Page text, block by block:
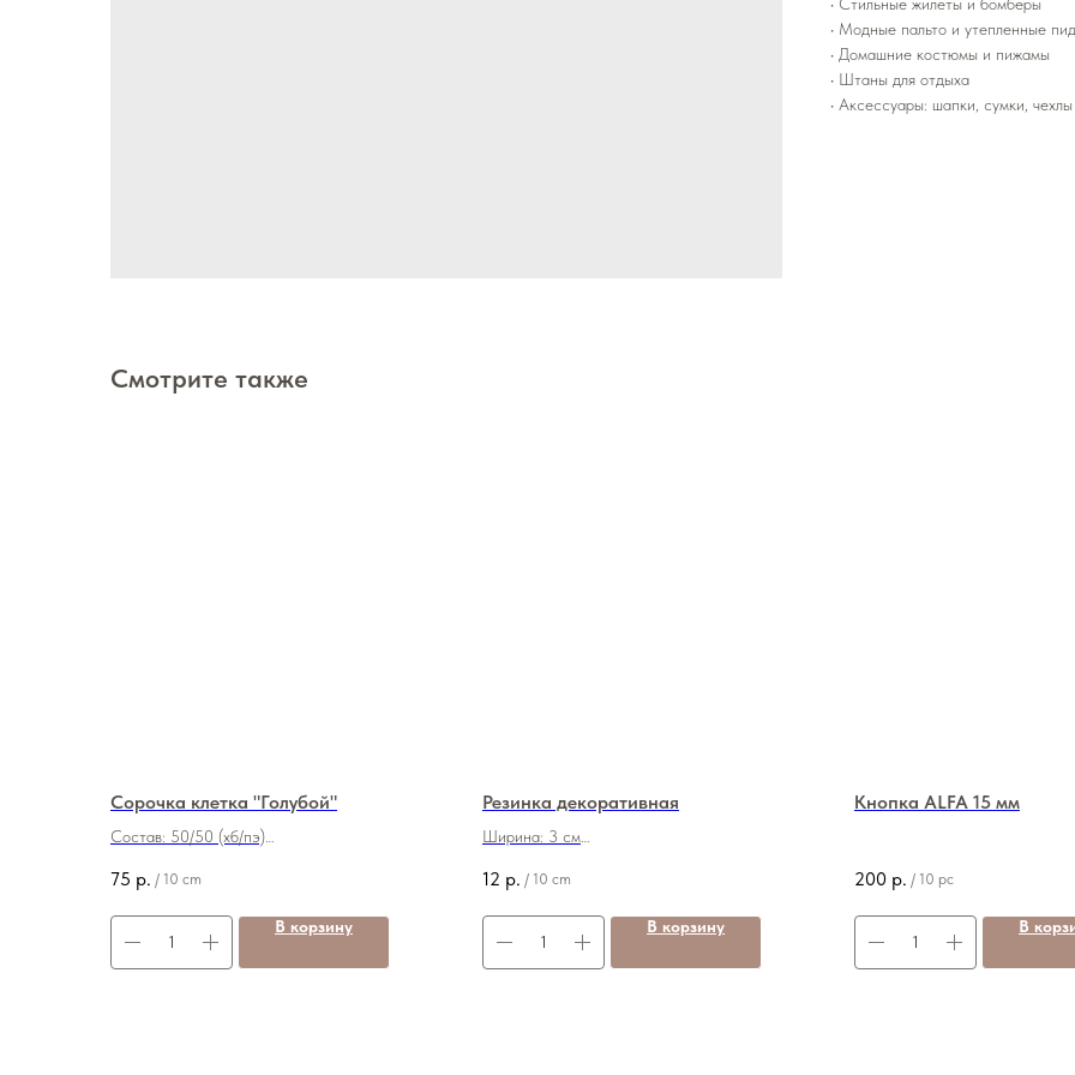
• Модные пальто и утепленные
• Домашние костюмы и пижамы
• Штаны для отдыха
• Аксессуары: шапки, сумки, чехлы
Смотрите также
Сорочка клетка "Голубой"
Состав: 50/50 (хб/пэ)
Ширина: 145 см
Цена: 750 руб./м
75 р. / 10 cm
В корзину
Резинка декоративная
Ширина: 3 см
12 р. / 10 cm
В корзину
Кнопка ALFA 15 мм
200 р. / 10 pc
В